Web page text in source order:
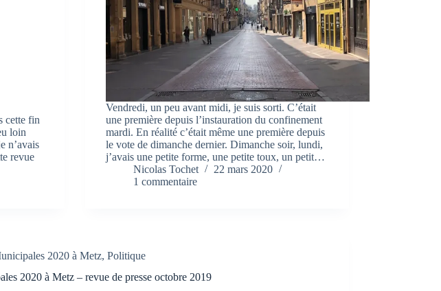
cette fin
loin
n’avais
revue
Vendredi, un peu avant midi, je suis sorti. C’était
une première depuis l’instauration du confinement
mardi. En réalité c’était même une première depuis
le vote de dimanche dernier. Dimanche soir, lundi,
j’avais une petite forme, une petite toux, un petit…
Nicolas Tochet
22 mars 2020
1 commentaire
2020 à Metz, Politique
2020 à Metz – revue de presse octobre 2019